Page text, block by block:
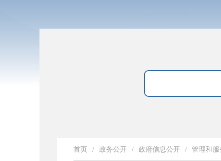
首页 / 政务公开 / 政府信息公开 / 管理和